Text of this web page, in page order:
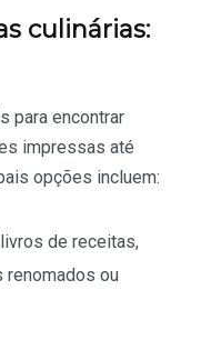
culinárias:
para encontrar
impressas até
opções incluem:
de receitas,
ou